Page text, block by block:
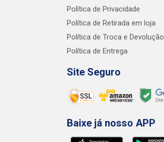
Política de Privacidade
Política de Retirada em loja
Política de Troca e Devolução
Política de Entrega
Site Seguro
Baixe já nosso APP